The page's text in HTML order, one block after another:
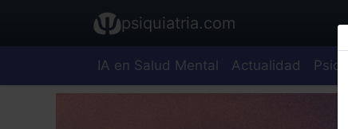
psiquiatria.com
IA en Salud Mental Actualidad